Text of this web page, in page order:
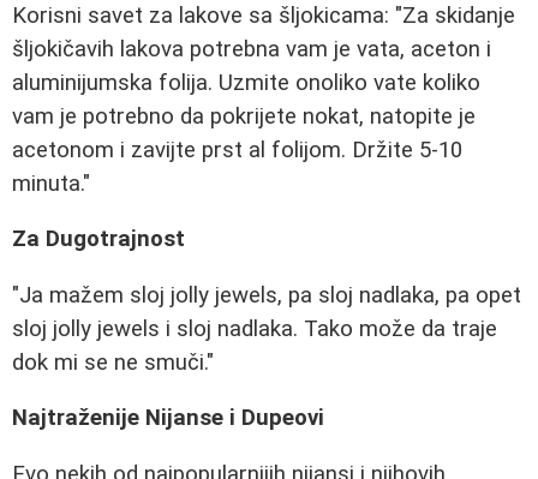
Korisni savet za lakove sa šljokicama: "Za skidanje
šljokičavih lakova potrebna vam je vata, aceton i
aluminijumska folija. Uzmite onoliko vate koliko
vam je potrebno da pokrijete nokat, natopite je
acetonom i zavijte prst al folijom. Držite 5-10
minuta."
Za Dugotrajnost
"Ja mažem sloj jolly jewels, pa sloj nadlaka, pa opet
sloj jolly jewels i sloj nadlaka. Tako može da traje
dok mi se ne smuči."
Najtraženije Nijanse i Dupeovi